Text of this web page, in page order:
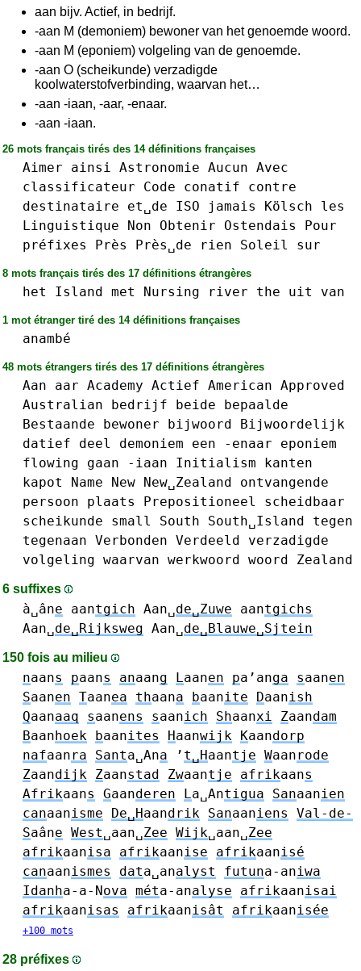
aan bijv. Actief, in bedrijf.
-aan M (demoniem) bewoner van het genoemde woord.
-aan M (eponiem) volgeling van de genoemde.
-aan O (scheikunde) verzadigde
koolwaterstofverbinding, waarvan het…
-aan -iaan, -aar, -enaar.
-aan -iaan.
26 mots français tirés des 14 définitions françaises
Aimer ainsi Astronomie Aucun Avec
classificateur
Code conatif
contre
destinataire
et␣de ISO jamais Kölsch
les
Linguistique
Non Obtenir Ostendais
Pour
préfixes
Près Près␣de rien Soleil sur
8 mots français tirés des 17 définitions étrangères
het Island met Nursing river the uit van
1 mot étranger tiré des 14 définitions françaises
anambé
48 mots étrangers tirés des 17 définitions étrangères
Aan aar Academy Actief American Approved
Australian
bedrijf beide
bepaalde
Bestaande
bewoner bijwoord
Bijwoordelijk
datief
deel demoniem een -enaar
eponiem
flowing
gaan -iaan Initialism
kanten
kapot
Name New New␣Zealand
ontvangende
persoon
plaats Prepositioneel
scheidbaar
scheikunde
small South South␣Island
tegen
tegenaan Verbonden Verdeeld
verzadigde
volgeling waarvan werkwoord woord Zealand
6 suffixes
à␣âne aantgich Aan␣de␣Zuwe aantgichs
Aan␣de␣Rijksweg Aan␣de␣Blauwe␣Sjtein
150 fois au milieu
naans paans anaang Laanen pa’anga saanen
Saanen Taanea thaana baanite Daanish
Qaanaaq saanens saanich Shaanxi Zaandam
Baanhoek baanites Haanwijk Kaandorp
nafaanra Santa␣Ana ’ t␣Haantje Waanrode
Zaandijk Zaanstad Zwaantje afrikaans
Afrikaans Gaanderen La␣Antigua Sanaanien
canaanisme De␣Haandrik Sanaaniens
Val-de-
Saâne West␣aan␣Zee Wijk␣aan␣Zee
afrikaanisa afrikaanise afrikaanisé
canaanismes data␣analyst futuna-aniwa
Idanha-a-Nova méta-analyse afrikaanisai
afrikaanisas afrikaanisât afrikaanisée
+100 mots
28 préfixes